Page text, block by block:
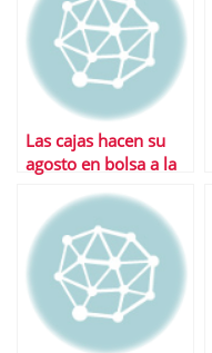
Las cajas hacen su
agosto en bolsa a la
rescate